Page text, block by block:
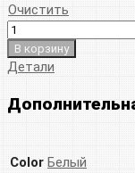
Очистить
В корзину
Детали
Color Белый